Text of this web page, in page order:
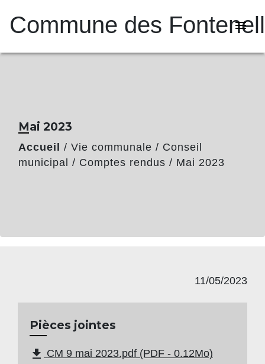
Commune des menu
Mai 2023
Accueil / Vie communale / Conseil
municipal / Comptes rendus / Mai 2023
11/05/2023
Pièces jointes
file_download CM 9 mai 2023.pdf (PDF - 0.12Mo)